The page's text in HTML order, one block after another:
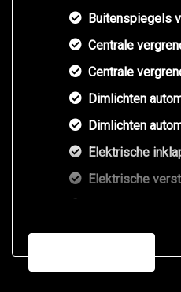
Buitenspiegels
Centrale
Centrale
Dimlichten
Dimlichten
Elektrische
Elektrische
Fr pakket